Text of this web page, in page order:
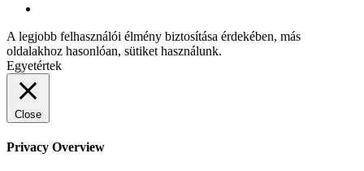
A legjobb felhasználói élmény biztosítása érdekében, más
oldalakhoz hasonlóan, sütiket használunk.
Egyetértek
Close
Privacy Overview